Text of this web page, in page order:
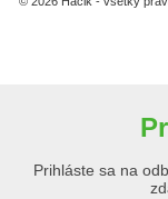
Prihláste sa na